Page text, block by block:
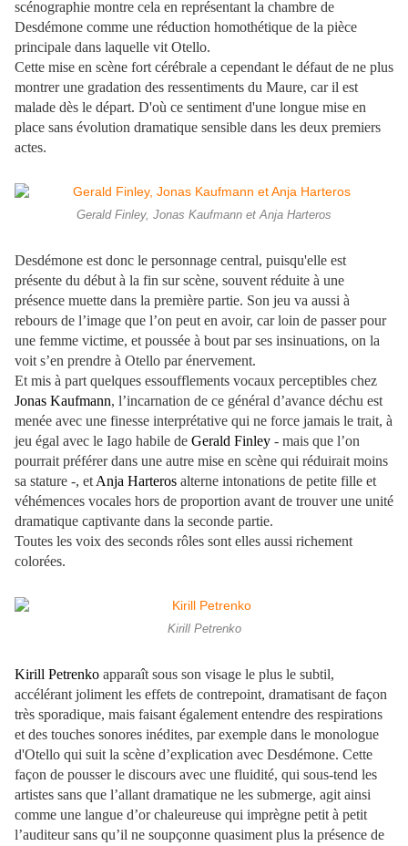
scénographie montre cela en représentant la chambre de
Desdémone comme une réduction homothétique de la pièce
principale dans laquelle vit Otello.
Cette mise en scène fort cérébrale a cependant le défaut de ne plus
montrer une gradation des ressentiments du Maure, car il est
malade dès le départ. D'où ce sentiment d'une longue mise en
place sans évolution dramatique sensible dans les deux premiers
actes.
Gerald Finley, Jonas Kaufmann et Anja Harteros
Desdémone est donc le personnage central, puisqu'elle est
présente du début à la fin sur scène, souvent réduite à une
présence muette dans la première partie. Son jeu va aussi à
rebours de l’image que l’on peut en avoir, car loin de passer pour
une femme victime, et poussée à bout par ses insinuations, on la
voit s’en prendre à Otello par énervement.
Et mis à part quelques essoufflements vocaux perceptibles chez
Jonas Kaufmann, l’incarnation de ce général d’avance déchu est
menée avec une finesse interprétative qui ne force jamais le trait, à
jeu égal avec le Iago habile de Gerald Finley - mais que l’on
pourrait préférer dans une autre mise en scène qui réduirait moins
sa stature -, et Anja Harteros alterne intonations de petite fille et
véhémences vocales hors de proportion avant de trouver une unité
dramatique captivante dans la seconde partie.
Toutes les voix des seconds rôles sont elles aussi richement
colorées.
Kirill Petrenko
Kirill Petrenko apparaît sous son visage le plus le subtil,
accélérant joliment les effets de contrepoint, dramatisant de façon
très sporadique, mais faisant également entendre des respirations
et des touches sonores inédites, par exemple dans le monologue
d'Otello qui suit la scène d’explication avec Desdémone. Cette
façon de pousser le discours avec une fluidité, qui sous-tend les
artistes sans que l’allant dramatique ne les submerge, agit ainsi
comme une langue d’or chaleureuse qui imprègne petit à petit
l’auditeur sans qu’il ne soupçonne quasiment plus la présence de